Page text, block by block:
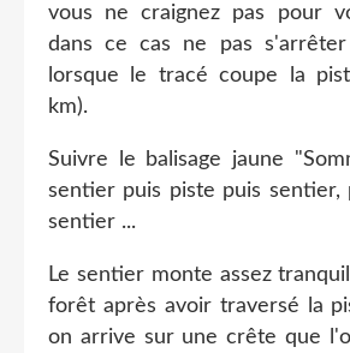
vous ne craignez pas pour
dans ce cas ne pas
lorsque le tracé coupe la
km).
Suivre le balisage jaune
sentier puis piste puis sentier,
sentier ...
Le sentier monte assez
forêt après avoir traversé la
on arrive sur une crête que